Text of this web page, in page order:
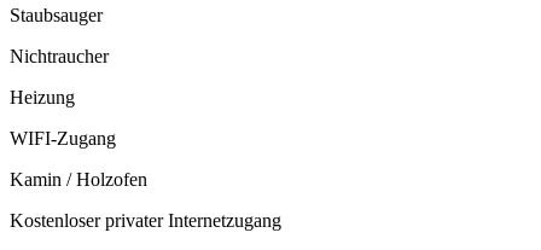
Staubsauger
Nichtraucher
Heizung
WIFI-Zugang
Kamin / Holzofen
Kostenloser privater Internetzugang